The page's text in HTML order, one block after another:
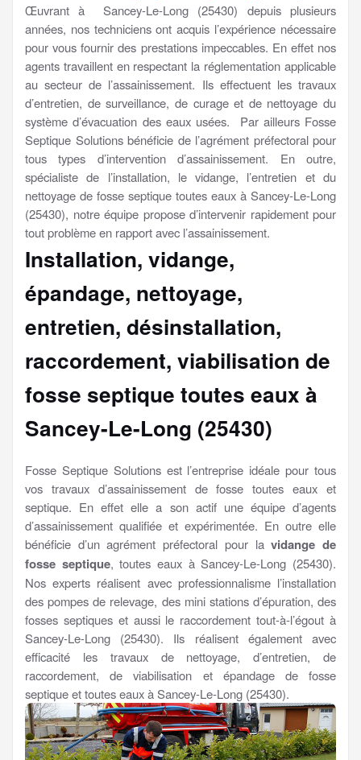
Œuvrant à Sancey-Le-Long (25430) depuis plusieurs
années, nos techniciens ont acquis l’expérience nécessaire
pour vous fournir des prestations impeccables. En effet nos
agents travaillent en respectant la réglementation applicable
au secteur de l’assainissement. Ils effectuent les travaux
d’entretien, de surveillance, de curage et de nettoyage du
système d’évacuation des eaux usées. Par ailleurs Fosse
Septique Solutions bénéficie de l’agrément préfectoral pour
tous types d’intervention d’assainissement. En outre,
spécialiste de l’installation, le vidange, l’entretien et du
nettoyage de fosse septique toutes eaux à Sancey-Le-Long
(25430), notre équipe propose d’intervenir rapidement pour
tout problème en rapport avec l’assainissement.
Installation, vidange,
épandage, nettoyage,
entretien, désinstallation,
raccordement, viabilisation de
fosse septique toutes eaux à
Sancey-Le-Long (25430)
Fosse Septique Solutions est l’entreprise idéale pour tous
vos travaux d’assainissement de fosse toutes eaux et
septique. En effet elle a son actif une équipe d’agents
d’assainissement qualifiée et expérimentée. En outre elle
bénéficie d’un agrément préfectoral pour lavidange de
fosse septique, toutes eaux à Sancey-Le-Long (25430).
Nos experts réalisent avec professionnalisme l’installation
des pompes de relevage, des mini stations d’épuration, des
fosses septiques et aussi le raccordement tout-à-l’égout à
Sancey-Le-Long (25430). Ils réalisent également avec
efficacité les travaux de nettoyage, d’entretien, de
raccordement, de viabilisation et épandage de fosse
septique et toutes eaux à Sancey-Le-Long (25430).